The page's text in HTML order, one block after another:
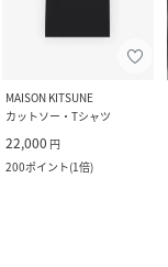
MAISON KITSUNE
カットソー・Tシャツ
22,000 円
200ポイント(1倍)